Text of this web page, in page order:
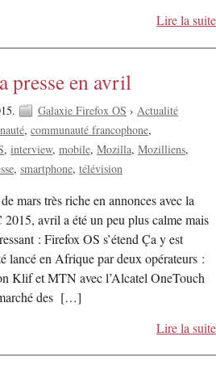
Lire la suite
presse en avril
Galaxie Firefox OS › Actualité
communauté francophone
interview mobile Mozilla Mozilliens
smartphone télévision
mars très riche en annonces avec la
avril a été un peu plus calme mais
: Firefox OS s’étend Ça y est
lancé en Afrique par deux opérateurs :
Klif et MTN avec l’Alcatel OneTouch
des […]
Lire la suite